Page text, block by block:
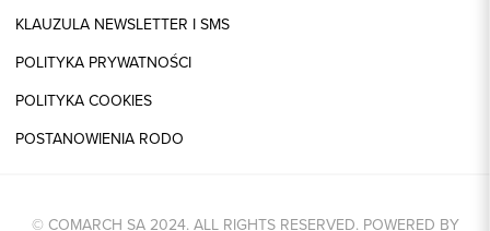
KLAUZULA NEWSLETTER I SMS
POLITYKA PRYWATNOŚCI
POLITYKA COOKIES
POSTANOWIENIA RODO
© COMARCH SA 2024. ALL RIGHTS RESERVED. POWERED BY